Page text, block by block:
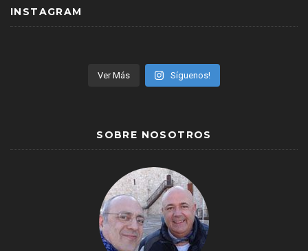
INSTAGRAM
Ver Más Síguenos!
SOBRE NOSOTROS